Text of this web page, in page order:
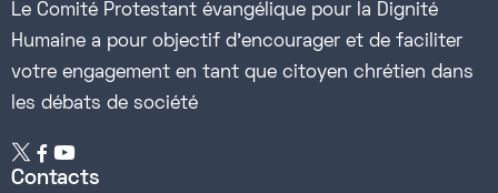
Le Comité Protestant évangélique pour la Dignité
Humaine a pour objectif d’encourager et de faciliter
votre engagement en tant que citoyen chrétien dans
les débats de société
 
Contacts